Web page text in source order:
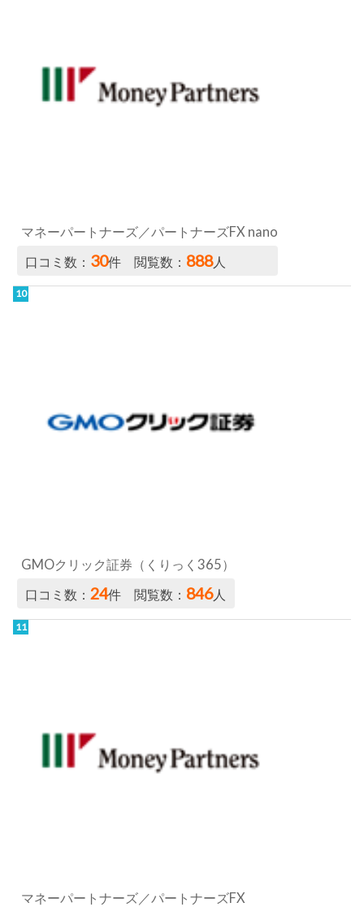
マネーパートナーズ／パートナーズFX nano
口コミ数： 30件 閲覧数： 888人
GMOクリック証券（くりっく365）
口コミ数：24件 閲覧数： 846人
マネーパートナーズ／パートナーズFX